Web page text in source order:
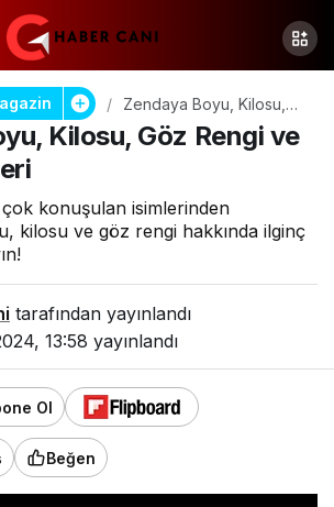
Zendaya Boyu, Kilosu,
Göz Rengi ve Vücut
Ölçüleri
Kilosu, Göz Rengi ve
konuşulan isimlerinden
kilosu ve göz rengi hakkında ilginç
tarafından yayınlandı
13:58 yayınlandı
Ol
Beğen